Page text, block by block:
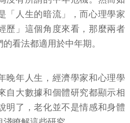
歷」這個角度來看，那麼兩者
看法都適用於中年期。
明了，老化並不是情感和身體
淺瞭解這些研究。